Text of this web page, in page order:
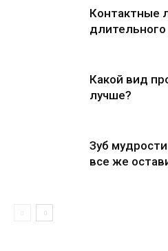
Контактные
Какой вид
лучше?
Зуб
все же